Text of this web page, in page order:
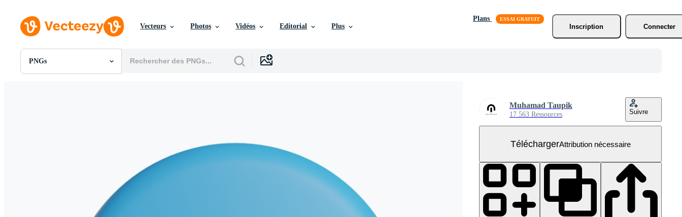
Vecteurs Photos Vidéos Editorial Plus
Plans
Inscription
Connecter
PNGs
Toutes Images
Muhamad Taupik
17 563 Ressources Suivre
TéléchargerAttribution nécessaire